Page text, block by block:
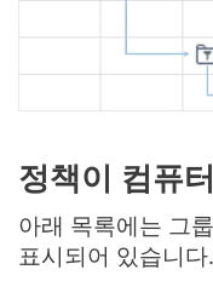
정책이 컴퓨
아래 목록에는 그
표시되어 있습니다.